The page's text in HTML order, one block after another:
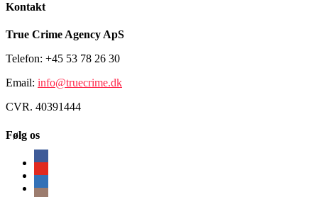
Kontakt
True Crime Agency ApS
Telefon: +45 53 78 26 30
Email: info@truecrime.dk
CVR. 40391444
Følg os